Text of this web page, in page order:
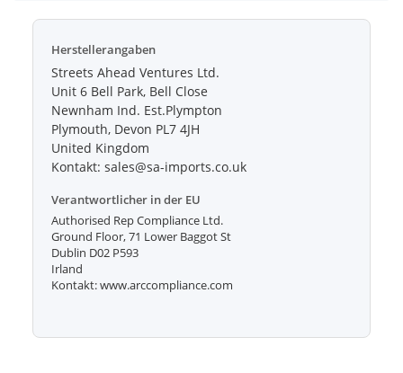
Herstellerangaben
Streets Ahead Ventures Ltd.
Unit 6 Bell Park, Bell Close
Newnham Ind. Est.Plympton
Plymouth, Devon PL7 4JH
United Kingdom
Kontakt: sales@sa-imports.co.uk
Verantwortlicher in der EU
Authorised Rep Compliance Ltd.
Ground Floor, 71 Lower Baggot St
Dublin D02 P593
Irland
Kontakt: www.arccompliance.com